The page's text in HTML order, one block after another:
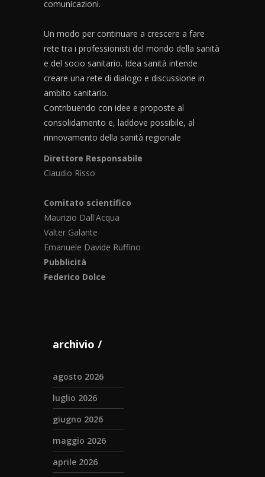
comunicazioni.
Un modo per continuare a crescere a fare
rete tra i professionisti del mondo della sanità
e del socio sanitario. Idea sanità intende
creare una rete di dialogo e discussione in
ambito sanitario.
Contribuendo con idee e proposte al
consolidamento e, laddove possibile, al
rinnovamento della sanità regionale
Direttore Responsabile
Claudio Risso
Comitato scientifico
Maurizio Dall'Acqua
Valter Galante
Emanuele Davide Ruffino
Pubblicità
Federico Dolce
archivio
agosto 2026
luglio 2026
giugno 2026
maggio 2026
aprile 2026